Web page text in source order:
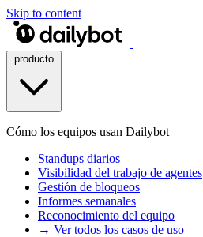
Skip to content
Cómo los equipos usan Dailybot
Standups diarios
Visibilidad del trabajo de agentes
Gestión de bloqueos
Informes semanales
Reconocimiento del equipo
→ Ver todos los casos de uso